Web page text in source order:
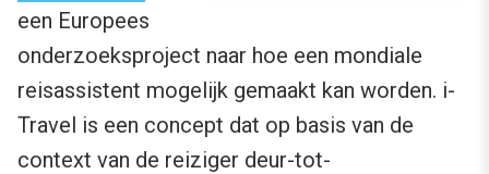
een Europees
onderzoeksproject naar hoe een mondiale
reisassistent mogelijk gemaakt kan worden. i-
Travel is een concept dat op basis van de
context van de reiziger deur-tot-